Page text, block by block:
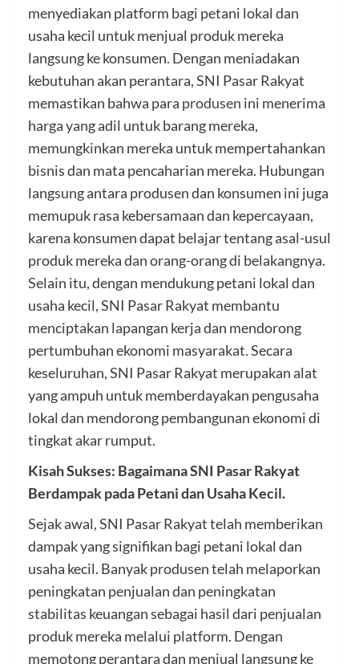
menyediakan platform bagi petani lokal dan
usaha kecil untuk menjual produk mereka
langsung ke konsumen. Dengan meniadakan
kebutuhan akan perantara, SNI Pasar Rakyat
memastikan bahwa para produsen ini menerima
harga yang adil untuk barang mereka,
memungkinkan mereka untuk mempertahankan
bisnis dan mata pencaharian mereka. Hubungan
langsung antara produsen dan konsumen ini juga
memupuk rasa kebersamaan dan kepercayaan,
karena konsumen dapat belajar tentang asal-usul
produk mereka dan orang-orang di belakangnya.
Selain itu, dengan mendukung petani lokal dan
usaha kecil, SNI Pasar Rakyat membantu
menciptakan lapangan kerja dan mendorong
pertumbuhan ekonomi masyarakat. Secara
keseluruhan, SNI Pasar Rakyat merupakan alat
yang ampuh untuk memberdayakan pengusaha
lokal dan mendorong pembangunan ekonomi di
tingkat akar rumput.
Kisah Sukses: Bagaimana SNI Pasar Rakyat
Berdampak pada Petani dan Usaha Kecil.
Sejak awal, SNI Pasar Rakyat telah memberikan
dampak yang signifikan bagi petani lokal dan
usaha kecil. Banyak produsen telah melaporkan
peningkatan penjualan dan peningkatan
stabilitas keuangan sebagai hasil dari penjualan
produk mereka melalui platform. Dengan
memotong perantara dan menjual langsung ke